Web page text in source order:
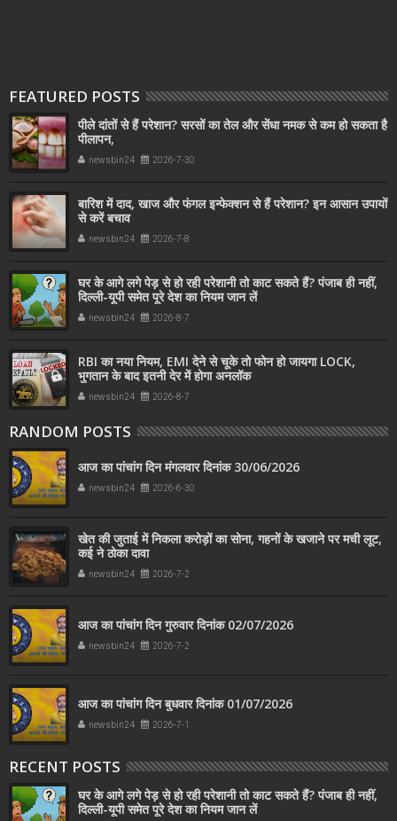
FEATURED POSTS
पीले दांतों से हैं परेशान? सरसों का तेल और सेंधा नमक से कम हो सकता है
पीलापन,
newsbin24 2026-7-30
बारिश में दाद, खाज और फंगल इन्फेक्शन से हैं परेशान? इन आसान उपायों
से करें बचाव
newsbin24 2026-7-8
घर के आगे लगे पेड़ से हो रही परेशानी तो काट सकते हैं? पंजाब ही नहीं,
दिल्‍ली-यूपी समेत पूरे देश का नियम जान लें
newsbin24 2026-8-7
RBI का नया नियम, EMI देने से चूके तो फोन हो जायगा LOCK,
भुगतान के बाद इतनी देर में होगा अनलॉक
newsbin24 2026-8-7
RANDOM POSTS
आज का पांचांग दिन मंगलवार दिनांक 30/06/2026
newsbin24 2026-6-30
खेत की जुताई में निकला करोड़ों का सोना, गहनों के खजाने पर मची लूट,
कई ने ठोका दावा
newsbin24 2026-7-2
आज का पांचांग दिन गुरुवार दिनांक 02/07/2026
newsbin24 2026-7-2
आज का पांचांग दिन बुधवार दिनांक 01/07/2026
newsbin24 2026-7-1
RECENT POSTS
घर के आगे लगे पेड़ से हो रही परेशानी तो काट सकते हैं? पंजाब ही नहीं,
दिल्‍ली-यूपी समेत पूरे देश का नियम जान लें